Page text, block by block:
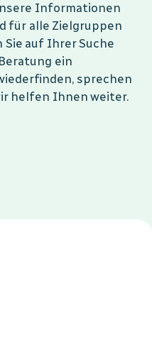
Informationen
für alle Zielgruppen
auf Ihrer Suche
ein
sprechen
helfen Ihnen weiter.